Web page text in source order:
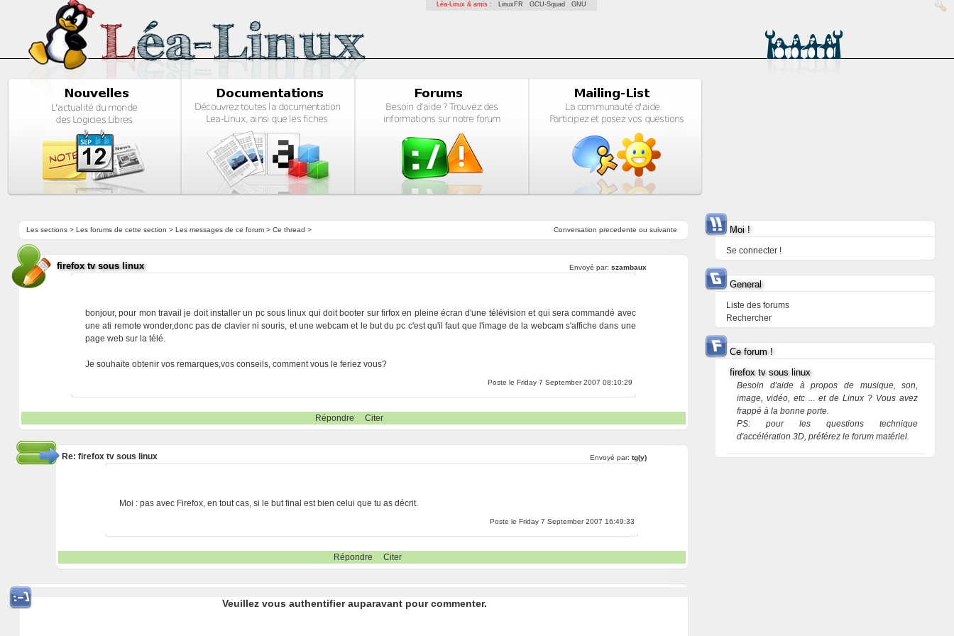
Léa-Linux & amis : LinuxFR GCU-Squad GNU
Conversation precedente ou suivante
Les sections> Les forums de cette section > Les messages de ce forum> Ce thread >
firefox tv sous linux Envoyé par: szambaux
bonjour, pour mon travail je doit installer un pc sous linux qui doit booter sur firfox en pleine écran d'une télévision et qui sera commandé avec
une ati remote wonder,donc pas de clavier ni souris, et une webcam et le but du pc c'est qu'il faut que l'image de la webcam s'affiche dans une
page web sur la télé.
Je souhaite obtenir vos remarques,vos conseils, comment vous le feriez vous?
Poste le Friday 7 September 2007 08:10:29
Répondre Citer
Re: firefox tv sous linux Envoyé par: tg(y)
Moi : pas avec Firefox, en tout cas, si le but final est bien celui que tu as décrit.
Poste le Friday 7 September 2007 16:49:33
Répondre Citer
Veuillez vous authentifier auparavant pour commenter.
Moi !
Se connecter !
General
Liste des forums
Rechercher
Ce forum !
firefox tv sous linux
Besoin d'aide à propos de musique, son,
image, vidéo, etc ... et de Linux ? Vous avez
frappé à la bonne porte.
PS: pour les questions technique
d'accélération 3D, préférez le forum matériel.